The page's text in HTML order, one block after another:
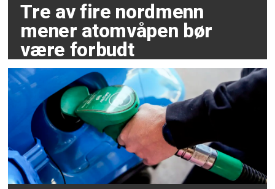
Tre av fire nordmenn
mener atomvåpen bør
være forbudt